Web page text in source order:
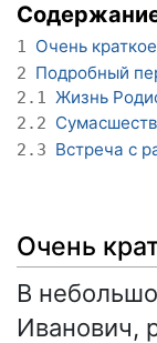
1 Очень
2 Подробный
2.1 Жизнь
2.2
2.3 Встреча с
Очень
В
Иванович,